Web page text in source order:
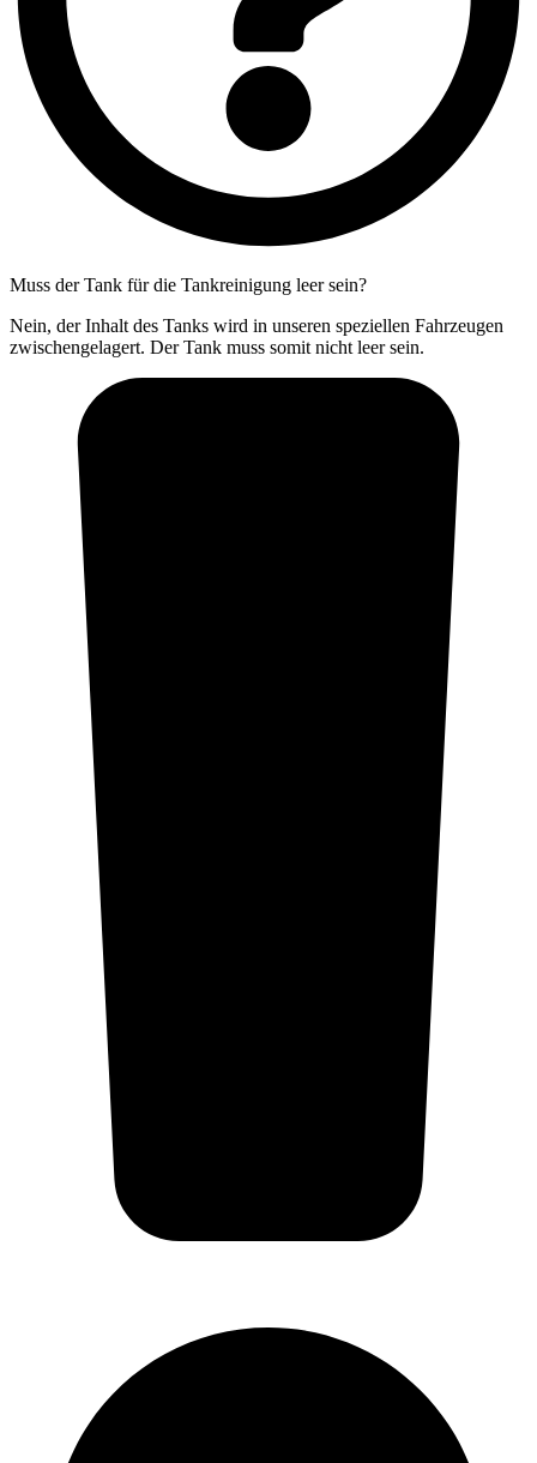
Muss der Tank für die Tankreinigung leer sein?
Nein, der Inhalt des Tanks wird in unseren speziellen Fahrzeugen
zwischengelagert. Der Tank muss somit nicht leer sein.